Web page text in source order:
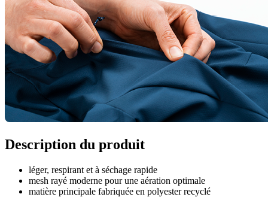
Description du produit
léger, respirant et à séchage rapide
mesh rayé moderne pour une aération optimale
matière principale fabriquée en polyester recyclé